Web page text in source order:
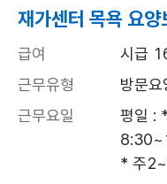
재가센터 목욕 요
급여
시급
근무유형
방문요
근무요일
평일 :
* 주